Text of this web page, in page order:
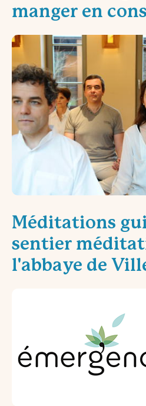
manger en
Méditations
sentier
l'abbaye de